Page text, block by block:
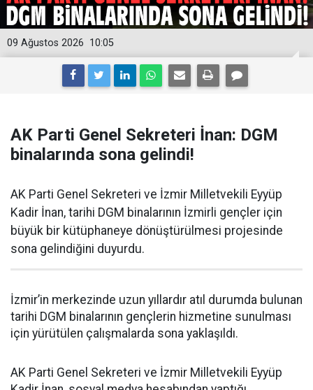
10:05
09 Ağustos 2026
AK Parti Genel Sekreteri İnan: DGM
binalarında sona gelindi!
AK Parti Genel Sekreteri ve İzmir Milletvekili Eyyüp
Kadir İnan, tarihi DGM binalarının İzmirli gençler için
büyük bir kütüphaneye dönüştürülmesi projesinde
sona gelindiğini duyurdu.
İzmir’in merkezinde uzun yıllardır atıl durumda bulunan
tarihi DGM binalarının gençlerin hizmetine sunulması
için yürütülen çalışmalarda sona yaklaşıldı.
AK Parti Genel Sekreteri ve İzmir Milletvekili Eyyüp